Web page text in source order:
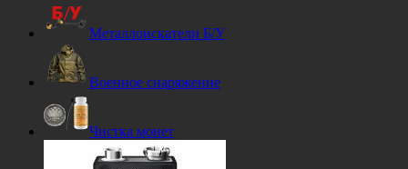
Металлоискатели Б/У
Военное снаряжение
Чистка монет